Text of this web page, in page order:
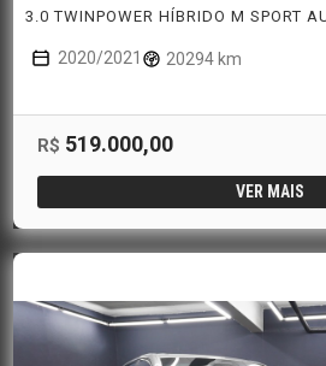
3.0 TWINPOWER HÍBRIDO M SPORT
2020/2021 20294 km
R$ 519.000,00
VER MAIS